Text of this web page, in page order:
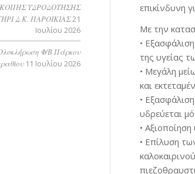
επικίνδυνη
Με την
•
της υγείας
• Μεγάλη
και
•
υδρεύεται
•
• Επίλυση
ΥΔΡΟΔΟΤΗΣΗΣ
Δ.Κ. ΠΑΡΟΙΚΙΑΣ21
Ιουλίου 2026
Φ/Β Πάρκου
11 Ιουλίου 2026